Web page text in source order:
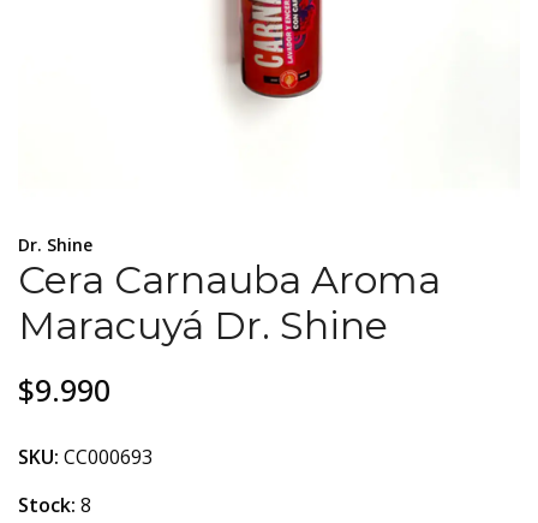
Dr. Shine
Cera Carnauba Aroma
Maracuyá Dr. Shine
$9.990
SKU: CC000693
Stock: 8